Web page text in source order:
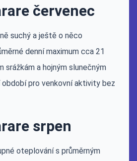
červenec
suchý a ještě o něco
denní maximum cca 21
srážkám a hojným slunečným
pro venkovní aktivity bez
srpen
oteplování s průměrným